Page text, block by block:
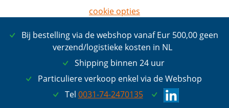
Bij bestelling via de webshop vanaf Eur 500,00 geen
verzend/logistieke kosten in NL
Shipping binnen 24 uur
Particuliere verkoop enkel via de Webshop
Tel 0031-74-2470135
cookie opties
ik ga akkoord met cookies